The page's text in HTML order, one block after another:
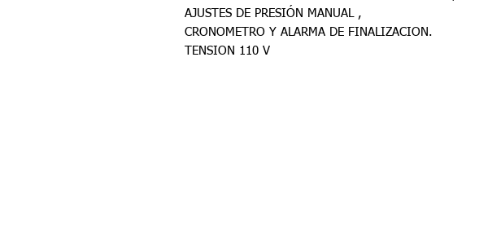
AJUSTES DE PRESIÓN MANUAL ,
CRONOMETRO Y ALARMA DE FINALIZACION.
TENSION 110 V